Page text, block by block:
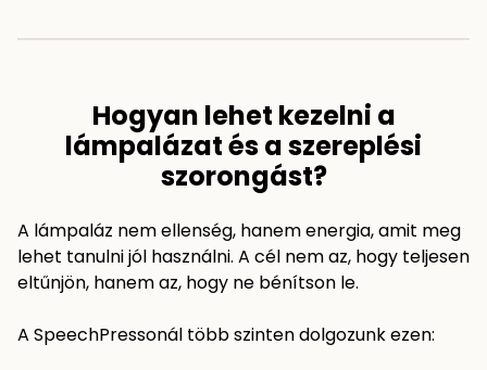
Hogyan lehet kezelni a
lámpalázat és a szereplési
szorongást?
A lámpaláz nem ellenség, hanem energia, amit meg
lehet tanulni jól használni. A cél nem az, hogy teljesen
eltűnjön, hanem az, hogy ne bénítson le.
A SpeechPressonál több szinten dolgozunk ezen: